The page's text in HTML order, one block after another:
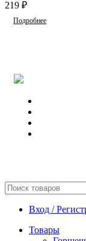
219 ₽
Подробнее
Вход /
Товары